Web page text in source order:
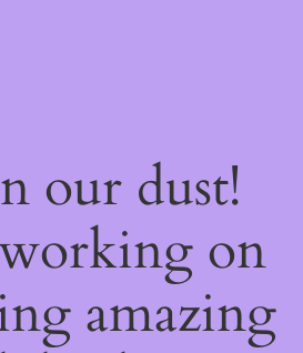
our dust!
on
amazing